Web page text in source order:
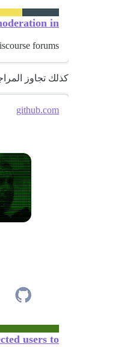
in...
forums
كذلك تجاوز
github.com
users to...